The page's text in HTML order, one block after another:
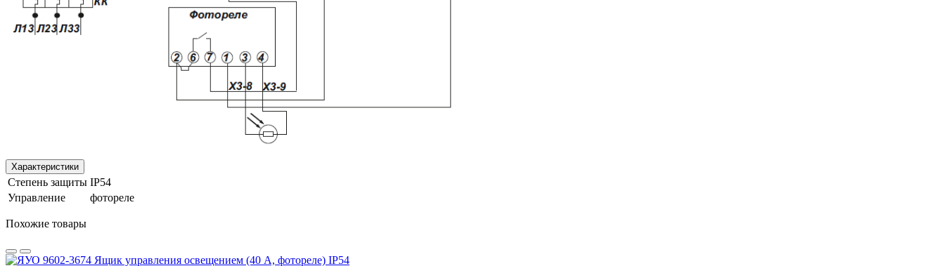
Характеристики
Степень защиты IP54
Управление
фотореле
Похожие товары